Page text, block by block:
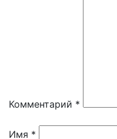
Комментарий *
Имя *